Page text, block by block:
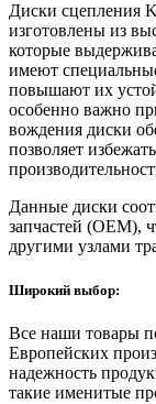
Диски сцепления
изготовлены из
которые
имеют
повышают их
особенно важно
вождения диски
позволяет
Данные диски
запчастей (OEM),
другими узлами
Широкий выбор:
Все наши товары
Европейских
надежность
такие именитые